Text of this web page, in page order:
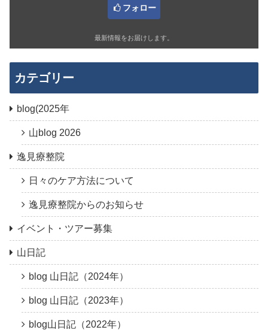
フォロー
最新情報をお届けします。
カテゴリー
blog(2025年
山blog 2026
逸見療整院
日々のケア方法について
逸見療整院からのお知らせ
イベント・ツアー募集
山日記
blog 山日記（2024年）
blog 山日記（2023年）
blog山日記（2022年）